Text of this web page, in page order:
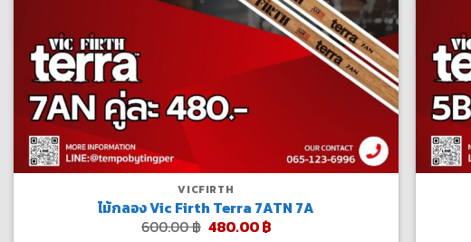
VICFIRTH
ไม้กลอง Vic Firth Terra 7ATN 7A
600.00฿ Original
480.00฿Current